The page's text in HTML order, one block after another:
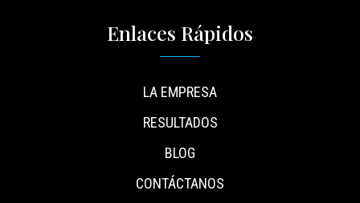
Enlaces Rápidos
LA EMPRESA
RESULTADOS
BLOG
CONTÁCTANOS